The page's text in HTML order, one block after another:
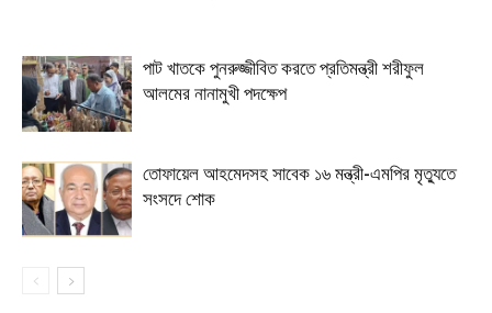
পাট খাতকে পুনরুজ্জীবিত করতে প্রতিমন্ত্রী শরীফুল
আলমের নানামুখী পদক্ষেপ
তোফায়েল আহমেদসহ সাবেক ১৬ মন্ত্রী-এমপির মৃত্যুতে
সংসদে শোক